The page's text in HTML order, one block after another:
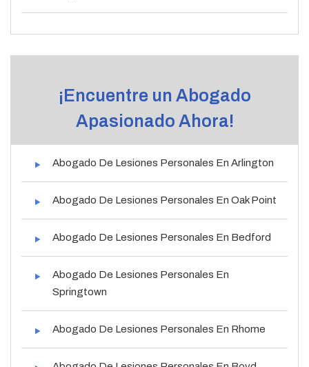
¡Encuentre un Abogado
Apasionado Ahora!
Abogado De Lesiones Personales En Arlington
Abogado De Lesiones Personales En Oak Point
Abogado De Lesiones Personales En Bedford
Abogado De Lesiones Personales En
Springtown
Abogado De Lesiones Personales En Rhome